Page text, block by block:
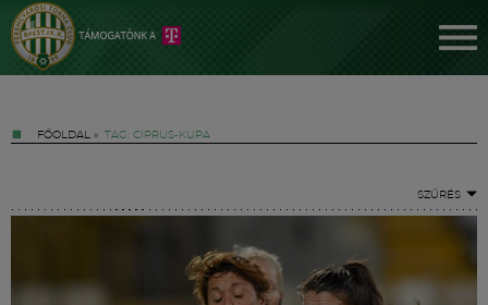
FŐOLDAL » TAG: CIPRUS-KUPA
SZŰRÉS
Jegyek